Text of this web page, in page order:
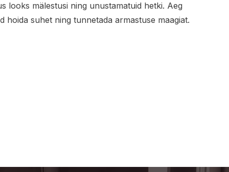
looks mälestusi ning unustamatuid hetki. Aeg
hoida suhet ning tunnetada armastuse maagiat.